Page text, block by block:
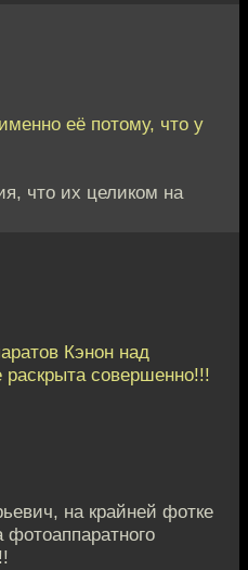
её потому, что у
что их целиком на
Кэнон над
совершенно!!!
на крайней фотке